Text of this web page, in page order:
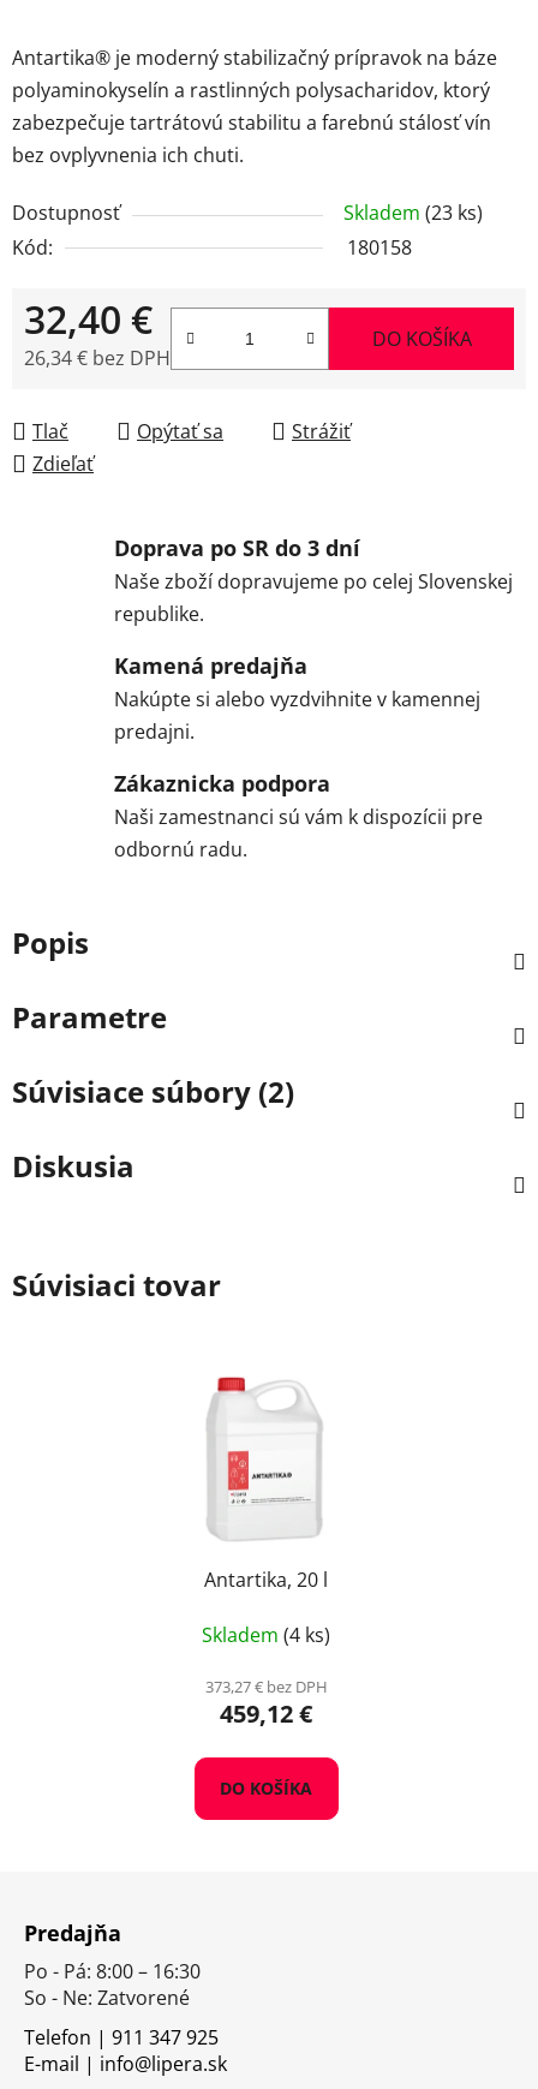
Antartika® je moderný stabilizačný prípravok na báze
polyaminokyselín a rastlinných polysacharidov, ktorý
zabezpečuje tartrátovú stabilitu a farebnú stálosť vín
bez ovplyvnenia ich chuti.
Dostupnosť Skladem (23 ks)
Kód:
180158
32,40 €
26,34 € bez DPH
DO KOŠÍKA
Tlač Opýtať sa
Strážiť
Zdieľať
Doprava po SR do 3 dní
Naše zboží dopravujeme po celej Slovenskej
republike.
Kamená predajňa
Nakúpte si alebo vyzdvihnite v kamennej
predajni.
Zákaznicka podpora
Naši zamestnanci sú vám k dispozícii pre
odbornú radu.
Popis
Parametre
Súvisiace súbory (2)
Diskusia
Súvisiaci tovar
Antartika, 20 l
Skladem (4 ks)
373,27 € bez DPH
459,12 €
DO KOŠÍKA
Predajňa
Po - Pá: 8:00 – 16:30
So - Ne: Zatvorené
Telefon | 911 347 925
E-mail | info@lipera.sk